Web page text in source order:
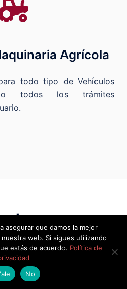
Agrícola
todo tipo de Vehículos
todos los trámites
la
del
Consúltanos
asegurar que damos la mejor
web. Si sigues utilizando
estás de acuerdo. Política de
No